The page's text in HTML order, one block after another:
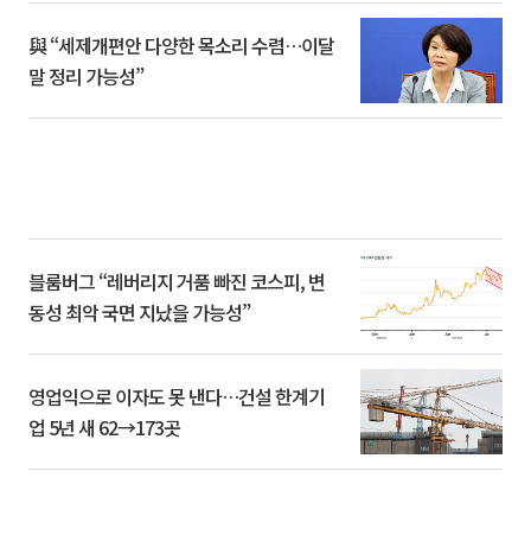
與 “세제개편안 다양한 목소리 수렴…이달
말 정리 가능성”
블룸버그 “레버리지 거품 빠진 코스피, 변
동성 최악 국면 지났을 가능성”
영업익으로 이자도 못 낸다…건설 한계기
업 5년 새 62→173곳